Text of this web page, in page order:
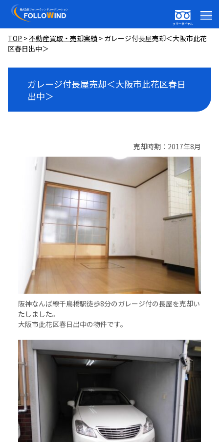
フリーダイヤル
TOP >不動産買取・売却実績 > ガレージ付長屋売却＜大阪市此花
区春日出中＞
ガレージ付長屋売却＜大阪市此花区春日
出中＞
売却時期：2017年8月
阪神なんば線千鳥橋駅徒歩8分のガレージ付の長屋を売却い
たしました。
大阪市此花区春日出中の物件です。